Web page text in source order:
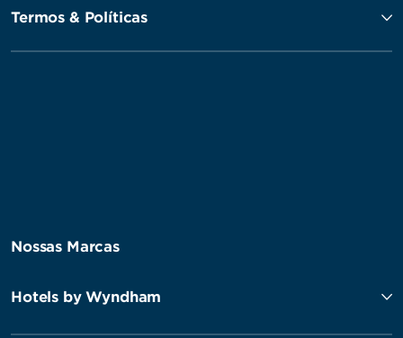
Termos & Políticas
Nossas Marcas
Hotels by Wyndham